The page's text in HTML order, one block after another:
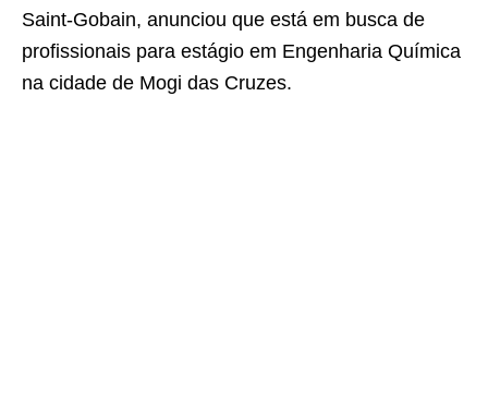
Saint-Gobain, anunciou que está em busca de
profissionais para estágio em Engenharia Química
na cidade de Mogi das Cruzes.